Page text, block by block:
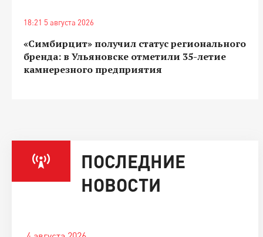
18:21 5 августа 2026
«Симбирцит» получил статус регионального
бренда: в Ульяновске отметили 35-летие
камнерезного предприятия
ПОСЛЕДНИЕ
НОВОСТИ